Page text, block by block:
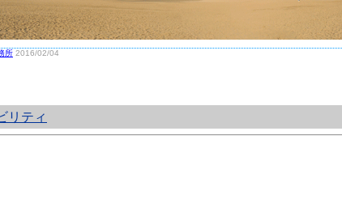
所 2016/02/04
リティ